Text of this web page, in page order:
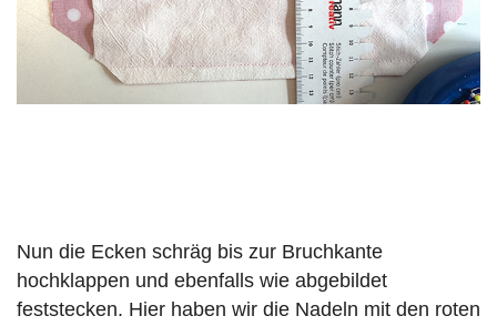
Nun die Ecken schräg bis zur Bruchkante
hochklappen und ebenfalls wie abgebildet
feststecken. Hier haben wir die Nadeln mit den roten